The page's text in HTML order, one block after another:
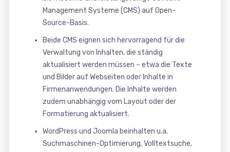
Management Systeme (CMS) auf Open-
Source-Basis.
Beide CMS eignen sich hervorragend für die
Verwaltung von Inhalten, die ständig
aktualisiert werden müssen – etwa die Texte
und Bilder auf Webseiten oder Inhalte in
Firmenanwendungen. Die Inhalte werden
zudem unabhängig vom Layout oder der
Formatierung aktualisiert.
WordPress und Joomla beinhalten u.a.
Suchmaschinen-Optimierung, Volltextsuche,